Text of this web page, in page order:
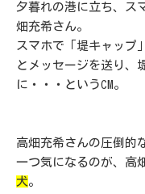
夕暮れの港に立ち、ス
畑充希さん。
スマホで「堤キャップ
とメッセージを送り、
に・・・というCM。
高畑充希さんの圧倒的
一つ気になるのが、高
犬。